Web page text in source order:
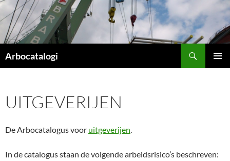
Ga
naar
de
inhoud
Arbocatalogi
UITGEVERIJEN
De Arbocatalogus voor uitgeverijen.
In de catalogus staan de volgende arbeidsrisico’s beschreven: